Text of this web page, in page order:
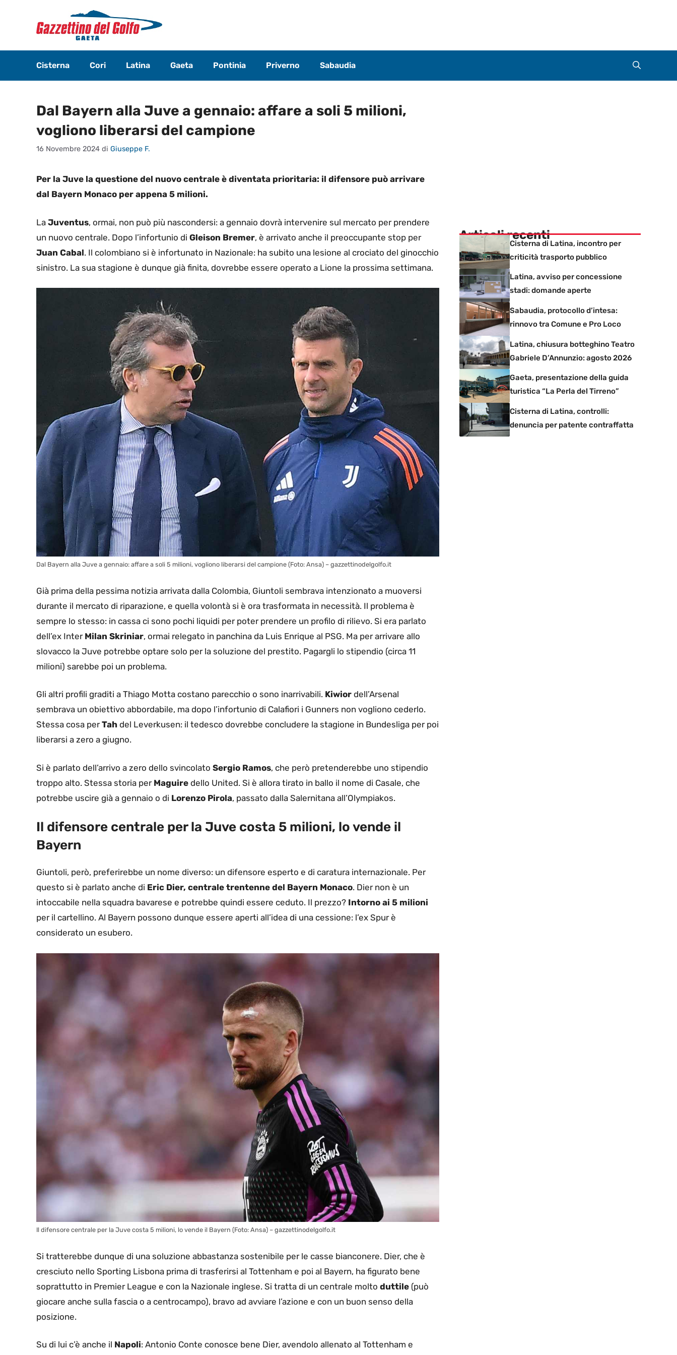
contenuto
Cisterna Cori Latina Gaeta Pontinia Priverno Sabaudia
Dal Bayern alla Juve a gennaio: affare a soli 5 milioni,
vogliono liberarsi del campione
16 Novembre 2024 di Giuseppe F.
Per la Juve la questione del nuovo centrale è diventata prioritaria: il difensore può arrivare
dal Bayern Monaco per appena 5 milioni.
La Juventus, ormai, non può più nascondersi: a gennaio dovrà intervenire sul mercato per prendere
un nuovo centrale. Dopo l’infortunio di Gleison Bremer, è arrivato anche il preoccupante stop per
Juan Cabal. Il colombiano si è infortunato in Nazionale: ha subito una lesione al crociato del ginocchio
sinistro. La sua stagione è dunque già finita, dovrebbe essere operato a Lione la prossima settimana.
Dal Bayern alla Juve a gennaio: affare a soli 5 milioni, vogliono liberarsi del campione (Foto: Ansa) – gazzettinodelgolfo.it
Già prima della pessima notizia arrivata dalla Colombia, Giuntoli sembrava intenzionato a muoversi
durante il mercato di riparazione, e quella volontà si è ora trasformata in necessità. Il problema è
sempre lo stesso: in cassa ci sono pochi liquidi per poter prendere un profilo di rilievo. Si era parlato
dell’ex InterMilan Skriniar, ormai relegato in panchina da Luis Enrique al PSG. Ma per arrivare allo
slovacco la Juve potrebbe optare solo per la soluzione del prestito. Pagargli lo stipendio (circa 11
milioni) sarebbe poi un problema.
Gli altri profili graditi a Thiago Motta costano parecchio o sono inarrivabili. Kiwior dell’Arsenal
sembrava un obiettivo abbordabile, ma dopo l’infortunio di Calafiori i Gunners non vogliono cederlo.
Stessa cosa perTah del Leverkusen: il tedesco dovrebbe concludere la stagione in Bundesliga per poi
liberarsi a zero a giugno.
Si è parlato dell’arrivo a zero dello svincolato Sergio Ramos, che però pretenderebbe uno stipendio
troppo alto. Stessa storia per Maguire dello United. Si è allora tirato in ballo il nome di Casale, che
potrebbe uscire già a gennaio o di Lorenzo Pirola, passato dalla Salernitana all’Olympiakos.
Il difensore centrale per la Juve costa 5 milioni, lo vende il
Bayern
Giuntoli, però, preferirebbe un nome diverso: un difensore esperto e di caratura internazionale. Per
questo si è parlato anche di Eric Dier, centrale trentenne del Bayern Monaco. Dier non è un
intoccabile nella squadra bavarese e potrebbe quindi essere ceduto. Il prezzo? Intorno ai 5 milioni
per il cartellino. Al Bayern possono dunque essere aperti all’idea di una cessione: l’ex Spur è
considerato un esubero.
Il difensore centrale per la Juve costa 5 milioni, lo vende il Bayern (Foto: Ansa) – gazzettinodelgolfo.it
Si tratterebbe dunque di una soluzione abbastanza sostenibile per le casse bianconere. Dier, che è
cresciuto nello Sporting Lisbona prima di trasferirsi al Tottenham e poi al Bayern, ha figurato bene
soprattutto in Premier League e con la Nazionale inglese. Si tratta di un centrale molto duttile (può
giocare anche sulla fascia o a centrocampo), bravo ad avviare l’azione e con un buon senso della
posizione.
Su di lui c’è anche il Napoli: Antonio Conte conosce bene Dier, avendolo allenato al Tottenham e
Articoli recenti
Cisterna di Latina, incontro per
criticità trasporto pubblico
Latina, avviso per concessione
stadi: domande aperte
Sabaudia, protocollo d’intesa:
rinnovo tra Comune e Pro Loco
Latina, chiusura botteghino Teatro
Gabriele D’Annunzio: agosto 2026
Gaeta, presentazione della guida
turistica “La Perla del Tirreno”
Cisterna di Latina, controlli:
denuncia per patente contraffatta